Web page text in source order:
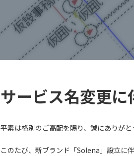
サービス名変更
平素は格別のご高配を賜り、誠にありがと
このたび、新ブランド「Solena」設立に